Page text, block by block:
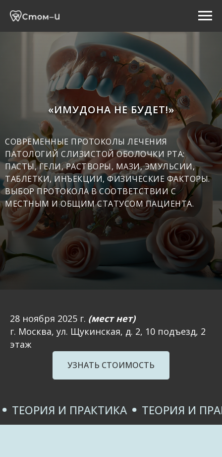
«ИМУДОНА НЕ БУДЕТ!»
СОВРЕМЕННЫЕ ПРОТОКОЛЫ ЛЕЧЕНИЯ
ПАТОЛОГИЙ СЛИЗИСТОЙ ОБОЛОЧКИ РТА:
ПАСТЫ, ГЕЛИ, РАСТВОРЫ, МАЗИ, ЭМУЛЬСИИ,
ТАБЛЕТКИ, ИНЪЕКЦИИ, ФИЗИЧЕСКИЕ ФАКТОРЫ.
ВЫБОР ПРОТОКОЛА В СООТВЕТСТВИИ С
МЕСТНЫМ И ОБЩИМ СТАТУСОМ ПАЦИЕНТА.
28 ноября 2025 г. (мест нет)
г. Москва, ул. Щукинская, д. 2, 10 подъезд, 2
этаж
УЗНАТЬ СТОИМОСТЬ
И ПРАКТИКА ТЕОРИЯ И